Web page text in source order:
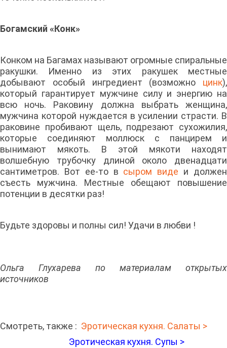
Богамский «Конк»
Конком на Багамах называют огромные спиральные
ракушки. Именно из этих ракушек местные
добывают особый ингредиент (возможно цинк),
который гарантирует мужчине силу и энергию на
всю ночь. Раковину должна выбрать женщина,
мужчина которой нуждается в усилении страсти. В
раковине пробивают щель, подрезают сухожилия,
которые соединяют моллюск с панцирем и
вынимают мякоть. В этой мякоти находят
волшебную трубочку длиной около двенадцати
сантиметров. Вот ее-то в сыром виде и должен
съесть мужчина. Местные обещают повышение
потенции в десятки раз!
Будьте здоровы и полны сил! Удачи в любви !
Ольга Глухарева по материалам открытых
источников
Смотреть, также : Эротическая кухня. Салаты >
Эротическая кухня. Супы >